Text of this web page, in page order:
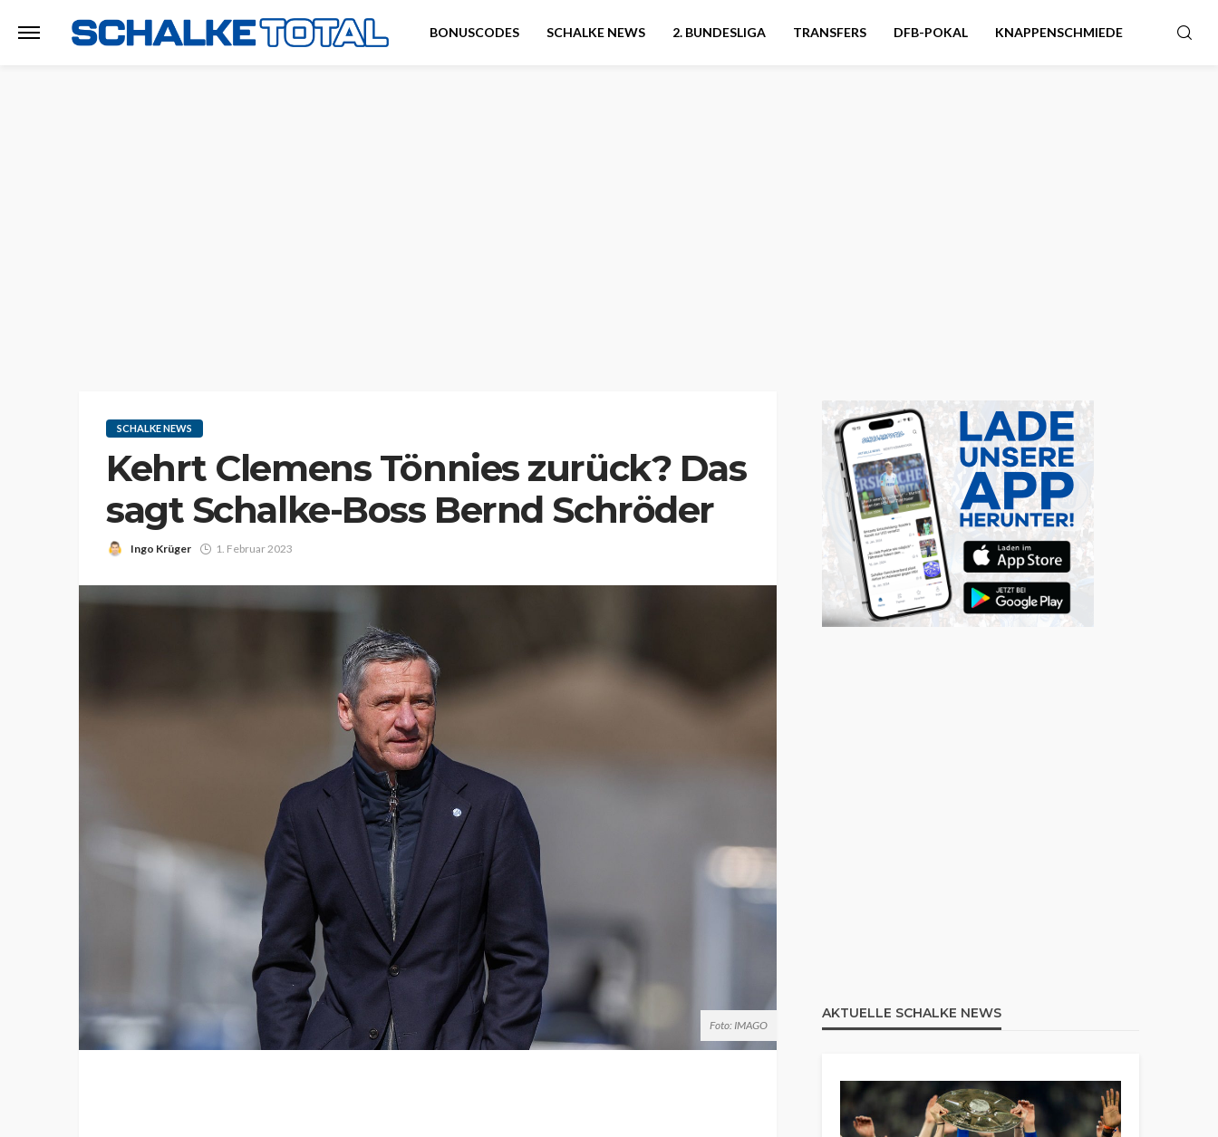
BONUSCODES SCHALKE NEWS 2. BUNDESLIGA TRANSFERS DFB-POKAL KNAPPENSCHMIEDE
SCHALKE NEWS
Kehrt Clemens Tönnies zurück? Das
sagt Schalke-Boss Bernd Schröder
Ingo Krüger 1. Februar 2023
Foto: IMAGO
AKTUELLE SCHALKE NEWS